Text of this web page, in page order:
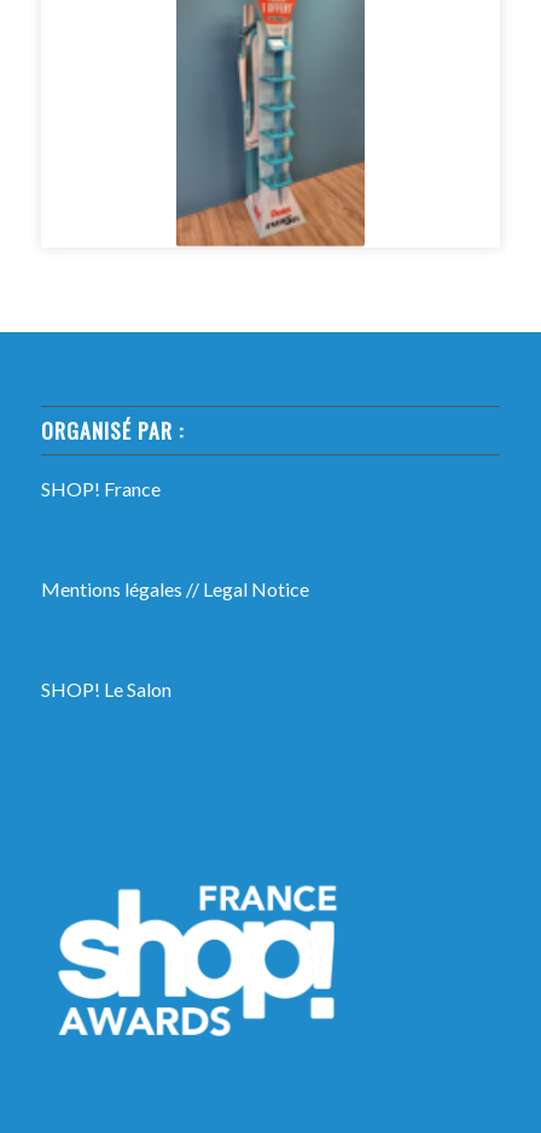
ORGANISÉ PAR :
SHOP! France
Mentions légales // Legal Notice
SHOP! Le Salon